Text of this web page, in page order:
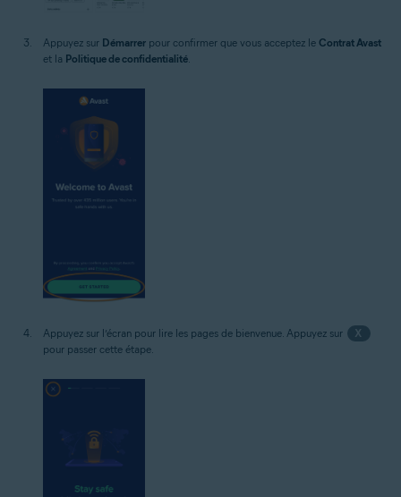
Appuyez sur Démarrer pour confirmer que vous acceptez le Contrat Avast
et la Politique de confidentialité.
Appuyez sur l’écran pour lire les pages de bienvenue. Appuyez sur
X
pour passer cette étape.